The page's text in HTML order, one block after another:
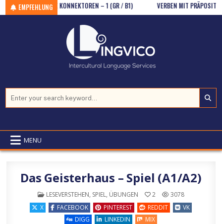
Skip to content
EMPFEHLUNG
ZWEITEILIGE KONNEKTOREN – 1 (GR / B1) VERBEN MIT PRÄPOSITIONEN
MENU
Das Geisterhaus – Spiel (A1/A2)
POSTED IN
LESEVERSTEHEN, SPIEL, ÜBUNGEN 2
3078
X
FACEBOOK PINTEREST REDDIT
VK
DIGG
LINKEDIN MIX